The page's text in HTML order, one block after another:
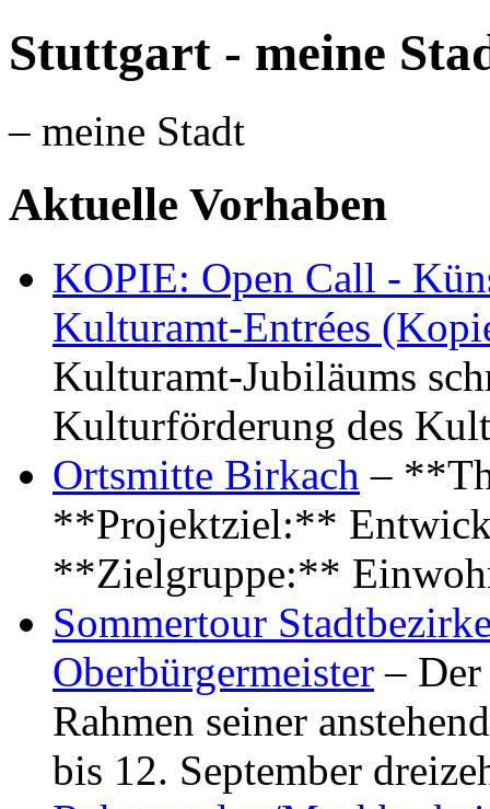
Stuttgart - meine
– meine Stadt
Aktuelle Vorhaben
KOPIE: Open Call -
Kulturamt-Entrées
Kulturamt-Jubiläums
Kulturförderung des
Ortsmitte Birkach –
**Projektziel:**
**Zielgruppe:**
Sommertour
Oberbürgermeister –
Rahmen seiner
bis 12. September